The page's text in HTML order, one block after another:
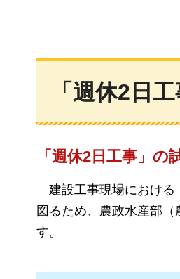
「週休2日
「週休2日工事」
建設工事現場におけ
図るため、農政水産部
す。